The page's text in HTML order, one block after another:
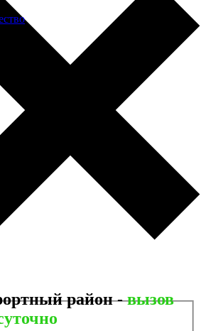
район
район -вызов